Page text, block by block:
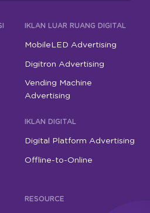
IKLAN LUAR RUANG DIGITAL
MobileLED Advertising
Digitron Advertising
Vending Machine
Advertising
IKLAN DIGITAL
Digital Platform Advertising
Offline-to-Online
RESOURCE